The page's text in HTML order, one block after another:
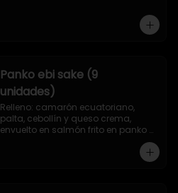
Panko ebi sake (9
unidades)
Relleno: camarón ecuatoriano,
palta, cebollín y queso crema,
envuelto en salmón frito en panko